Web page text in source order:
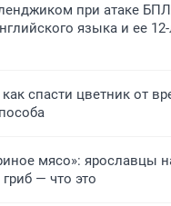
при атаке
языка и ее
спасти цветник от
мясо»: ярославцы
— что это